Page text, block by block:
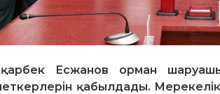
Есжанов орман
қабылдады.